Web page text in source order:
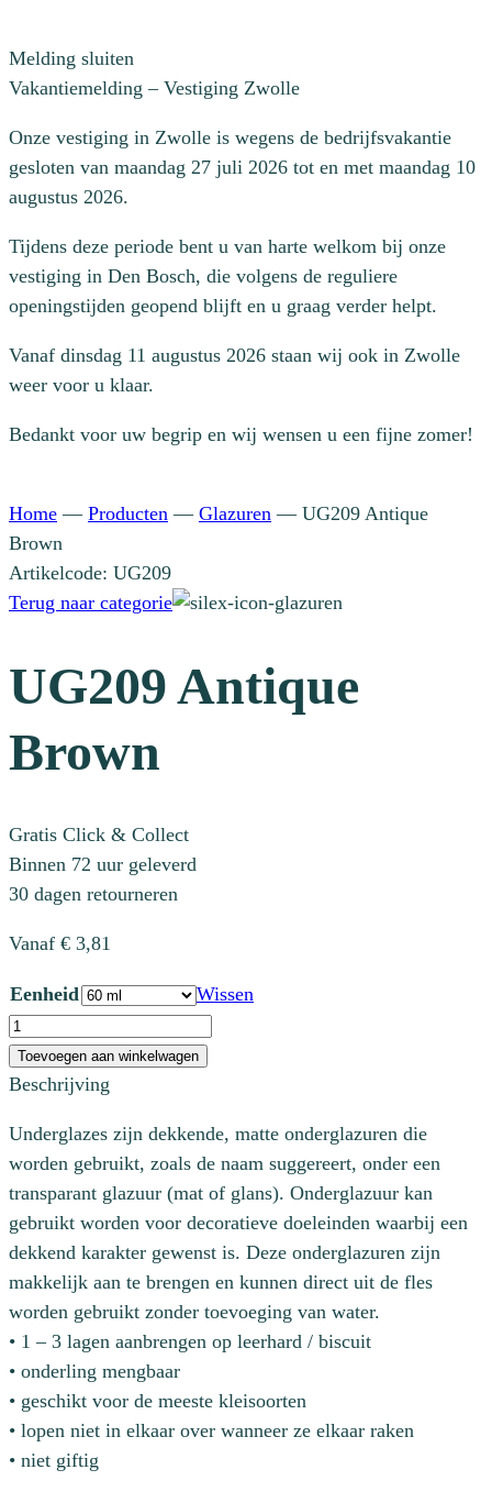
Melding sluiten
Vakantiemelding – Vestiging Zwolle
Onze vestiging in Zwolle is wegens de bedrijfsvakantie
gesloten van maandag 27 juli 2026 tot en met maandag 10
augustus 2026.
Tijdens deze periode bent u van harte welkom bij onze
vestiging in Den Bosch, die volgens de reguliere
openingstijden geopend blijft en u graag verder helpt.
Vanaf dinsdag 11 augustus 2026 staan wij ook in Zwolle
weer voor u klaar.
Bedankt voor uw begrip en wij wensen u een fijne zomer!
Home — Producten — Glazuren — UG209 Antique
Brown
Artikelcode: UG209
Terug naar categorie
UG209 Antique
Brown
Gratis Click & Collect
Binnen 72 uur geleverd
30 dagen retourneren
Vanaf € 3,81
Eenheid
Wissen
UG209
Antique
Brown
Toevoegen aan winkelwagen
Beschrijving
Underglazes zijn dekkende, matte onderglazuren die
worden gebruikt, zoals de naam suggereert, onder een
transparant glazuur (mat of glans). Onderglazuur kan
gebruikt worden voor decoratieve doeleinden waarbij een
dekkend karakter gewenst is. Deze onderglazuren zijn
makkelijk aan te brengen en kunnen direct uit de fles
worden gebruikt zonder toevoeging van water.
• 1 – 3 lagen aanbrengen op leerhard / biscuit
• onderling mengbaar
• geschikt voor de meeste kleisoorten
• lopen niet in elkaar over wanneer ze elkaar raken
• niet giftig